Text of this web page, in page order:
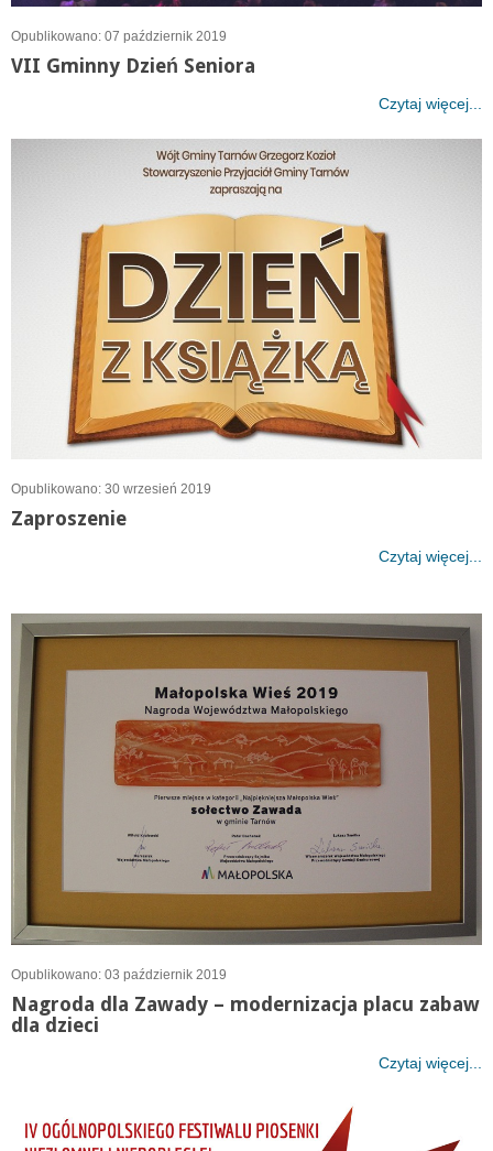
Opublikowano: 07 październik 2019
VII Gminny Dzień Seniora
Czytaj więcej...
Opublikowano: 30 wrzesień 2019
Zaproszenie
Czytaj więcej...
Opublikowano: 03 październik 2019
Nagroda dla Zawady – modernizacja placu zabaw
dla dzieci
Czytaj więcej...